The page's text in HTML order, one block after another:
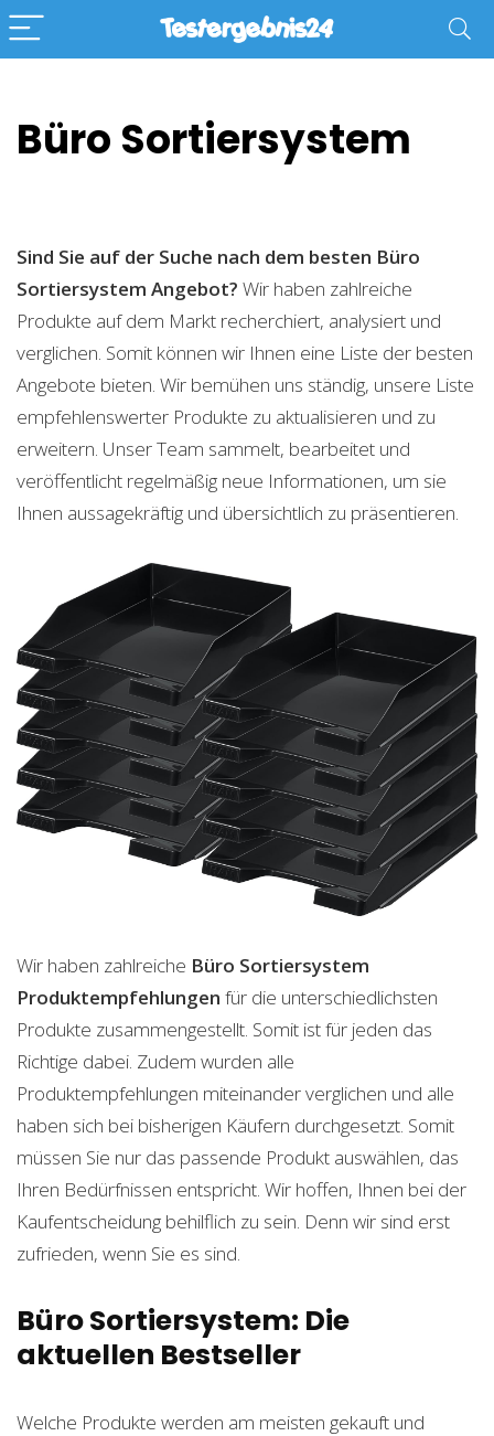
Büro Sortiersystem
Sind Sie auf der Suche nach dem besten Büro
Sortiersystem Angebot? Wir haben zahlreiche
Produkte auf dem Markt recherchiert, analysiert und
verglichen. Somit können wir Ihnen eine Liste der besten
Angebote bieten. Wir bemühen uns ständig, unsere Liste
empfehlenswerter Produkte zu aktualisieren und zu
erweitern. Unser Team sammelt, bearbeitet und
veröffentlicht regelmäßig neue Informationen, um sie
Ihnen aussagekräftig und übersichtlich zu präsentieren.
Wir haben zahlreiche Büro Sortiersystem
Produktempfehlungen für die unterschiedlichsten
Produkte zusammengestellt. Somit ist für jeden das
Richtige dabei. Zudem wurden alle
Produktempfehlungen miteinander verglichen und alle
haben sich bei bisherigen Käufern durchgesetzt. Somit
müssen Sie nur das passende Produkt auswählen, das
Ihren Bedürfnissen entspricht. Wir hoffen, Ihnen bei der
Kaufentscheidung behilflich zu sein. Denn wir sind erst
zufrieden, wenn Sie es sind.
Büro Sortiersystem: Die
aktuellen Bestseller
Welche Produkte werden am meisten gekauft und